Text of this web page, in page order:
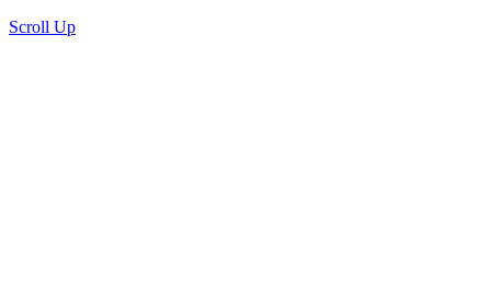
Scroll Up